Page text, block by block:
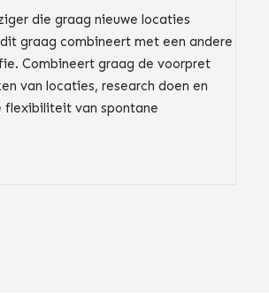
die graag nieuwe locaties
graag combineert met een andere
Combineert graag de voorpret
van locaties, research doen en
flexibiliteit van spontane